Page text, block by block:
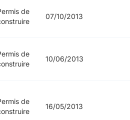
de
07/10/2013
de
10/06/2013
de
16/05/2013